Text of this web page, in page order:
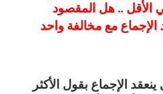
الأقل .. هل المقصود
الإجماع مع مخالفة واحد
الإجماع بقول الأكثر